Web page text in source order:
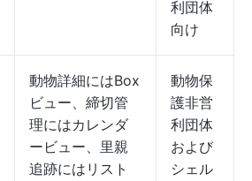
利団体
向け
動物詳細にはBox
ビュー、締切管
理にはカレンダ
ービュー、里親
追跡にはリスト
動物保
護非営
利団体
および
シェル